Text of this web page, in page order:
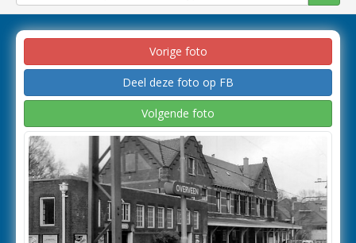
Vorige foto
Deel deze foto op FB
Volgende foto